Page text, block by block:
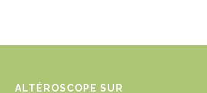
ALTÉROSCOPE SUR